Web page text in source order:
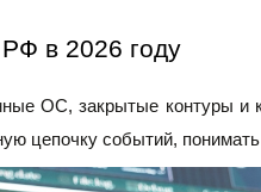
в 2026 году
ОС, закрытые контуры и
цепочку событий,